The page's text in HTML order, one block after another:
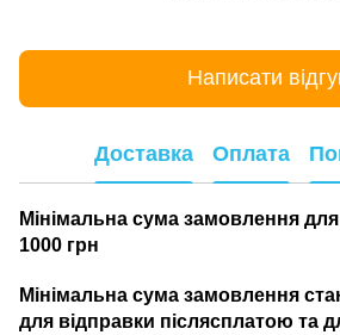
Написати
Доставка Оплата
Мінімальна сума замовлення
1000 грн
Мінімальна сума замовлення
для відправки післясплатою та